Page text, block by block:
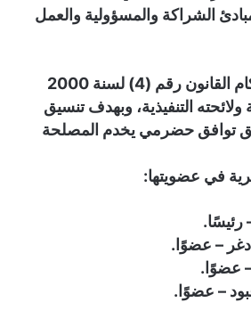
الشراكة والمسؤولية والعمل
واستند القرار إلى أحكام القانون رقم (4) لسنة 2000
التنفيذية، وبهدف تنسيق
توافق حضرمي يخدم المصلحة
في عضويتها:
رئيسًا.
دغر – عضوًا.
عضوًا.
– عضوًا.